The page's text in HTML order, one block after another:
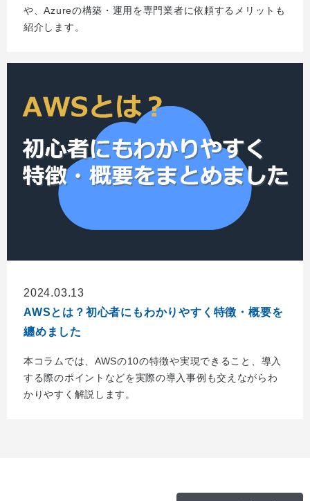
や、Azureの構築・運用を専門業者に依頼するメリットも
紹介します。
2024.03.13
AWSとは？初心者にもわかりやすく特徴・概要を
纏めました
本コラムでは、AWSの10の特徴や実現できること、導入
する際のポイントなどを実際の導入事例も交えながらわ
かりやすく解説します。